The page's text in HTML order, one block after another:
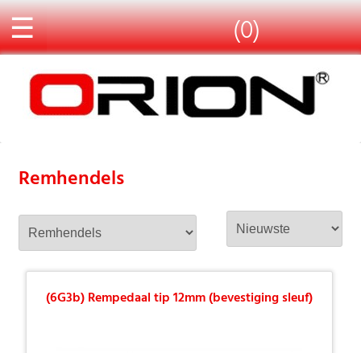
☰ (0)
Remhendels
(6G3b) Rempedaal tip 12mm (bevestiging sleuf)